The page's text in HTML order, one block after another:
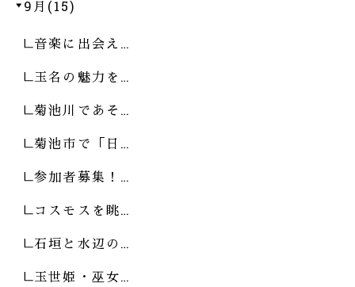
9月(15)
音楽に出会え…
玉名の魅力を…
菊池川であそ…
菊池市で「日…
参加者募集！…
コスモスを眺…
石垣と水辺の…
玉世姫・巫女…